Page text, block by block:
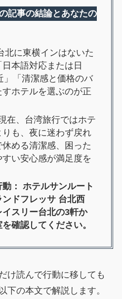
記事の結論とあなたの
北に東横インはないた
本語対応または日
」「清潔感と価格のバ
ホテルを選ぶのが正
在、台湾旅行ではホテ
りも、夜に迷わず戻れ
める清潔感、困った
い安心感が満足度を
：
ホテルサンルート
ドフレッサ 台北西
イスリー台北の3軒か
確認してください。
け読んで行動に移しても
下の本文で解説します。